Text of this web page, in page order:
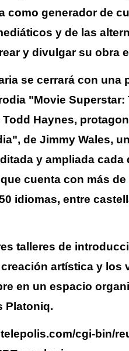
como generador de
y de las
y divulgar su obra
se cerrará con una
"Movie Superstar:
Haynes,
de Jimmy Wales,
y ampliada cada
cuenta con más
idiomas, entre
talleres de
artística y los
en un espacio
Platoniq.
cgi-bin/